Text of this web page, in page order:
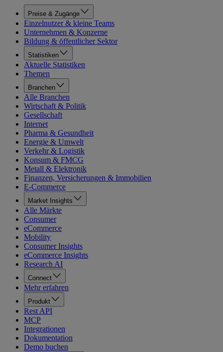
Preise & Zugänge
Einzelnutzer & kleine Teams
Unternehmen & Konzerne
Bildung & öffentlicher Sektor
Statistiken
Aktuelle Statistiken
Themen
Branchen
Alle Branchen
Wirtschaft & Politik
Gesellschaft
Internet
Pharma & Gesundheit
Energie & Umwelt
Verkehr & Logistik
Konsum & FMCG
Metall & Elektronik
Finanzen, Versicherungen & Immobilien
E-Commerce
Market Insights
Alle Märkte
Consumer
eCommerce
Mobility
Consumer Insights
eCommerce Insights
Research AI
Connect
Mehr erfahren
Produkt
Rest API
MCP
Integrationen
Dokumentation
Demo buchen